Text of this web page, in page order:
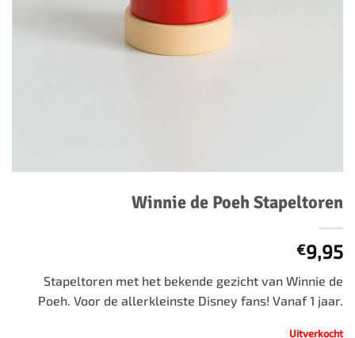
Winnie de Poeh Stapeltoren
€9,95
Stapeltoren met het bekende gezicht van Winnie de
Poeh. Voor de allerkleinste Disney fans! Vanaf 1 jaar.
Uitverkocht